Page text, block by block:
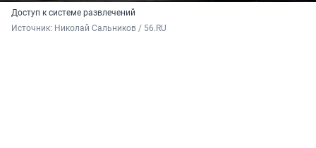
Доступ к системе развлечений
Источник: Николай Сальников / 56.RU